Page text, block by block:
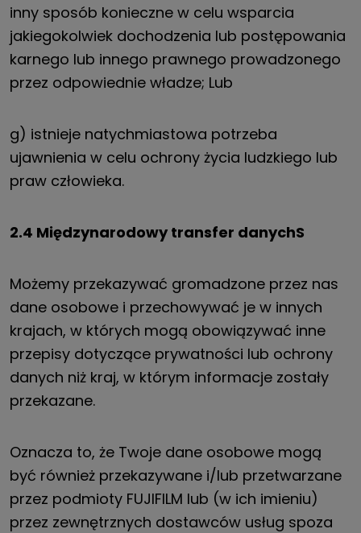
inny sposób konieczne w celu wsparcia
jakiegokolwiek dochodzenia lub postępowania
karnego lub innego prawnego prowadzonego
przez odpowiednie władze; Lub
g) istnieje natychmiastowa potrzeba
ujawnienia w celu ochrony życia ludzkiego lub
praw człowieka.
2.4 Międzynarodowy transfer danychS
Możemy przekazywać gromadzone przez nas
dane osobowe i przechowywać je w innych
krajach, w których mogą obowiązywać inne
przepisy dotyczące prywatności lub ochrony
danych niż kraj, w którym informacje zostały
przekazane.
Oznacza to, że Twoje dane osobowe mogą
być również przekazywane i/lub przetwarzane
przez podmioty FUJIFILM lub (w ich imieniu)
przez zewnętrznych dostawców usług spoza